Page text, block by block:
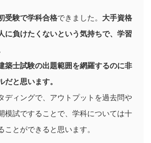
受験で学科合格できました。 大手資格
に負けたくないという気持ちで、学習
築士試験の出題範囲を網羅するのに非
と思います。
ディングで、アウトプットを過去問や
模試ですることで、学科については十
ことができると思います。